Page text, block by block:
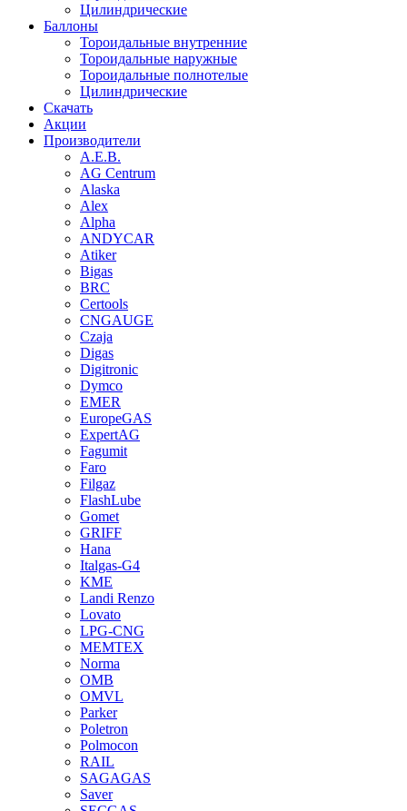
Цилиндрические
Баллоны
Тороидальные внутренние
Тороидальные наружные
Тороидальные полнотелые
Цилиндрические
Скачать
Акции
Производители
A.E.B.
AG Centrum
Alaska
Alex
Alpha
ANDYCAR
Atiker
Bigas
BRC
Certools
CNGAUGE
Czaja
Digas
Digitronic
Dymco
EMER
EuropeGAS
ExpertAG
Fagumit
Faro
Filgaz
FlashLube
Gomet
GRIFF
Hana
Italgas-G4
KME
Landi Renzo
Lovato
LPG-CNG
MEMTEX
Norma
OMB
OMVL
Parker
Poletron
Polmocon
RAIL
SAGAGAS
Saver